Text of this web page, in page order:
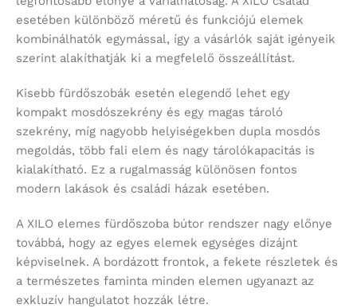
esetében különböző méretű és funkciójú elemek
kombinálhatók egymással, így a vásárlók saját igényeik
szerint alakíthatják ki a megfelelő összeállítást.
Kisebb fürdőszobák esetén elegendő lehet egy
kompakt mosdószekrény és egy magas tároló
szekrény, míg nagyobb helyiségekben dupla mosdós
megoldás, több fali elem és nagy tárolókapacitás is
kialakítható. Ez a rugalmasság különösen fontos
modern lakások és családi házak esetében.
A XILO elemes fürdőszoba bútor rendszer nagy előnye
továbbá, hogy az egyes elemek egységes dizájnt
képviselnek. A bordázott frontok, a fekete részletek és
a természetes faminta minden elemen ugyanazt az
exkluzív hangulatot hozzák létre.